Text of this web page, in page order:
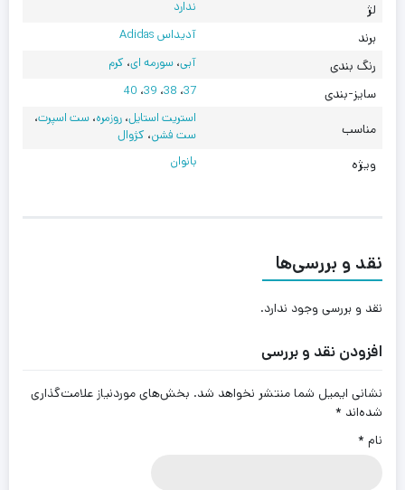
لژ ندارد
برند آدیداس Adidas
رنگ بندی آبی،سورمه ای، کرم
سایز-بندی 37، 38، 39، 40
مناسب
استریت استایل،روزمره،ست اسپرت،
ست فشن، کژوال
ویژه بانوان
نقد و بررسی‌ها
نقد و بررسی وجود ندارد.
افزودن نقد و بررسی
نشانی ایمیل شما منتشر نخواهد شد. بخش‌های موردنیاز علامت‌گذاری
شده‌اند *
نام *